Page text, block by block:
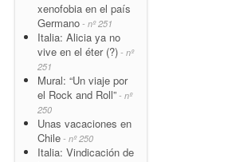
xenofobia en el país
Germano - nº 251
Italia: Alicia ya no
vive en el éter (?) - nº
251
Mural: “Un viaje por
el Rock and Roll” - nº
250
Unas vacaciones en
Chile - nº 250
Italia: Vindicación de